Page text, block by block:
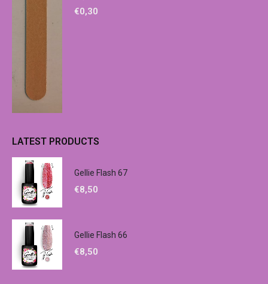
€0,30
LATEST PRODUCTS
Gellie Flash 67
€8,50
Gellie Flash 66
€8,50